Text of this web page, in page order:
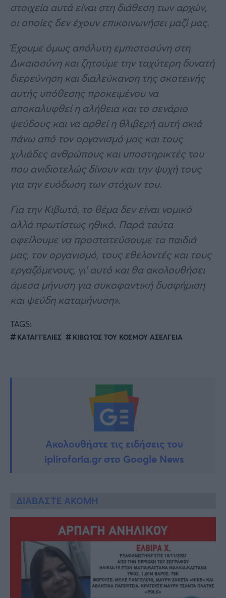
στοιχεία αυτά είναι στη διάθεση των αρχών,
οι οποίες δεν έχουν επικοινωνήσει μαζί μας.
Έχουμε όμως απόλυτη εμπιστοσύνη στη
Δικαιοσύνη και ζητούμε την ταχύτερη δυνατή
διερεύνηση και διαλεύκανση της σκοτεινής
αυτής υπόθεσης προκειμένου να
αποκαλυφθεί η αλήθεια και το σενάριο
ψεύδους και να αρθεί η θλιβερή αυτή σκιά
πάνω από τον οργανισμό μας και τους
χιλιάδες ανθρώπους και υποστηρικτές του
που ανιδιοτελώς δίνουν και την ψυχή τους
για την ευόδωση των στόχων του.
Για την Κιβωτό, το θέμα δεν είναι νομικό
αλλά πρωτίστως ηθικό. Παρά ταύτα
οφείλουμε να προστατεύσουμε τα παιδιά
μας, τον οργανισμό, τους εθελοντές και τους
εργαζόμενους, γι’ αυτό και θα ακολουθήσει
άμεσα μήνυση για συκοφαντική δυσφήμιση
και ψεύδη καταμήνυση».
TAGS:
ΚΑΤΑΓΓΕΛΙΕΣ ΚΙΒΩΤΟΣ ΤΟΥ ΚΟΣΜΟΥ ΑΣΕΛΓΕΙΑ
Ακολουθήστε τις ειδήσεις του
ipliroforia.gr στο Google News
ΔΙΑΒΑΣΤΕ ΑΚΟΜΗ